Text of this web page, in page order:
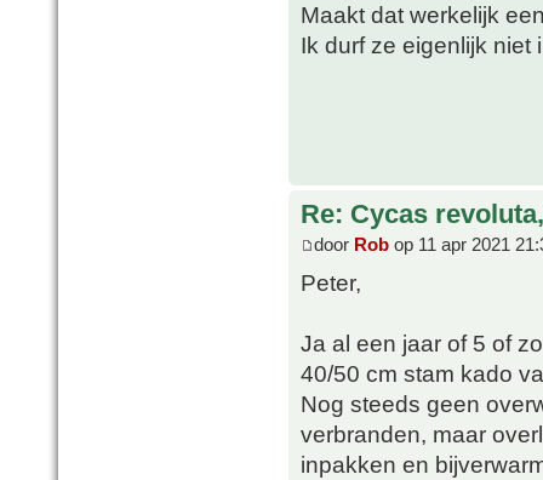
Maakt dat werkelijk
Ik durf ze eigenlijk
Re: Cycas
door Rob op 11 apr 2021
Peter,
Ja al een jaar of 5 of
40/50 cm stam kado
Nog steeds geen
verbranden, maar
inpakken en